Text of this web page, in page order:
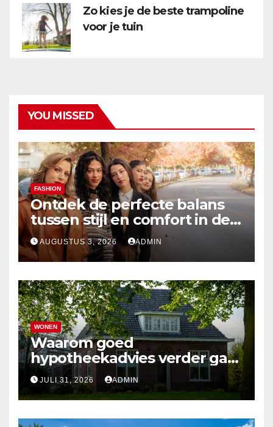
Zo kies je de beste trampoline
voor je tuin
YOU MISSED
FASHION
Ontdek de perfecte balans
tussen stijl en comfort in de
nieuwste damesmode
AUGUSTUS 3, 2026 ADMIN
WONEN
Waarom goed
hypotheekadvies verder gaat
dan alleen cijfers
JULI 31, 2026 ADMIN